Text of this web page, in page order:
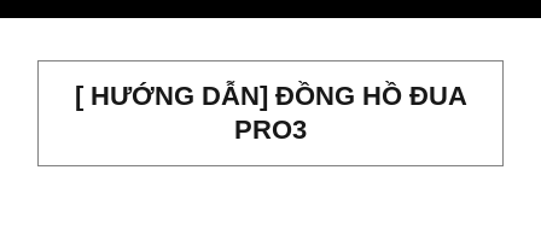
[ HƯỚNG DẪN] ĐỒNG HỒ ĐUA
PRO3